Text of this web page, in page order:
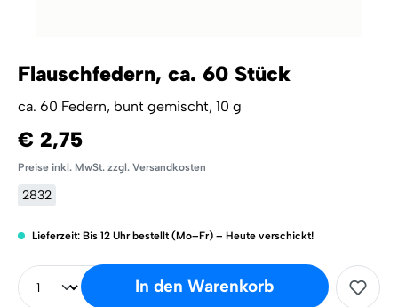
Flauschfedern, ca. 60 Stück
ca. 60 Federn, bunt gemischt, 10 g
€ 2,75
Preise inkl. MwSt. zzgl. Versandkosten
2832
Lieferzeit: Bis 12 Uhr bestellt (Mo–Fr) – Heute verschickt!
In den Warenkorb